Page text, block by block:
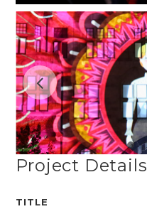
Project Details
TITLE